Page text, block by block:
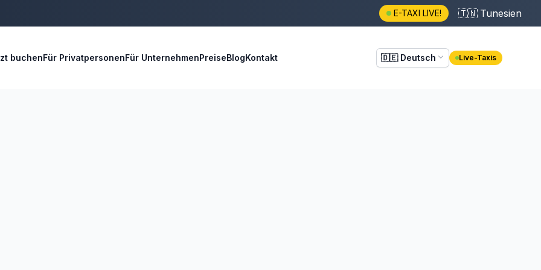
E-TAXI LIVE! 🇹🇳 Tunesien
buchenFür PrivatpersonenFür UnternehmenPreiseBlogKontakt 🇩🇪 Deutsch Live-Taxis